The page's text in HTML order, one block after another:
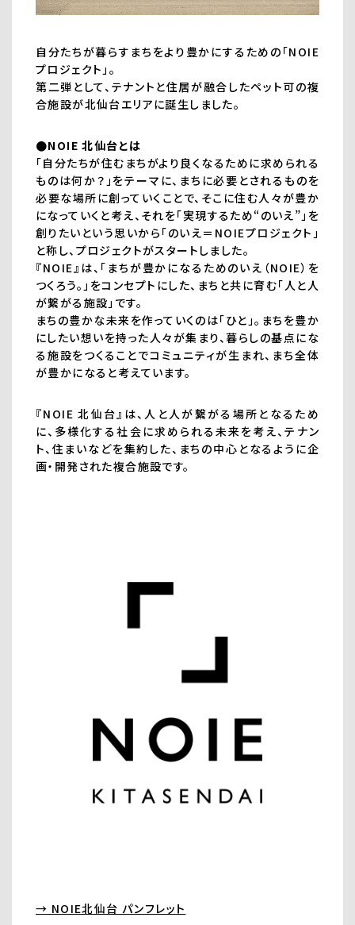
自分たちが暮らすまちをより豊かにするための「NOIE
プロジェクト」。
第二弾として、テナントと住居が融合したペット可の複
合施設が北仙台エリアに誕生しました。
●NOIE 北仙台とは
「自分たちが住むまちがより良くなるために求められる
ものは何か？」をテーマに、まちに必要とされるものを
必要な場所に創っていくことで、そこに住む人々が豊か
になっていくと考え、それを「実現するため“のいえ”」を
創りたいという思いから「のいえ＝NOIEプロジェクト」
と称し、プロジェクトがスタートしました。
『NOIE』は、「まちが豊かになるためのいえ（NOIE）を
つくろう。」をコンセプトにした、まちと共に育む「人と人
が繋がる施設」です。
まちの豊かな未来を作っていくのは「ひと」。まちを豊か
にしたい想いを持った人々が集まり、暮らしの基点にな
る施設をつくることでコミュニティが生まれ、まち全体
が豊かになると考えています。
『NOIE 北仙台』は、人と人が繋がる場所となるため
に、多様化する社会に求められる未来を考え、テナン
ト、住まいなどを集約した、まちの中心となるように企
画・開発された複合施設です。
→ NOIE北仙台 パンフレット